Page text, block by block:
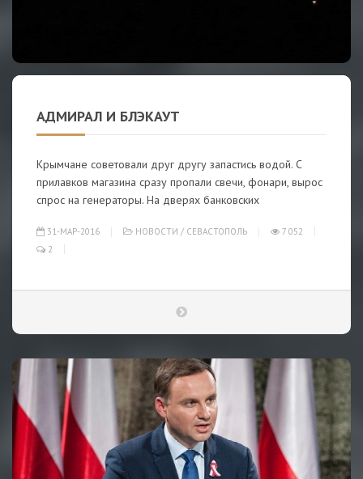
АДМИРАЛ И БЛЭКАУТ
Крымчане советовали друг другу запастись водой. С
прилавков магазина сразу пропали свечи, фонари, вырос
спрос на генераторы. На дверях банковских
31-МАР-2016 НОВОСТИ / СЕВАСТОПОЛЬ
7 052
2